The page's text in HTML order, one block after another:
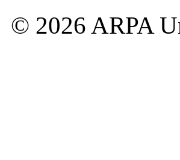
© 2026 ARPA